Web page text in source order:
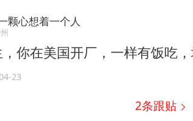
颗心想着一个人
你在美国开厂，一样有饭吃
23
2条跟贴